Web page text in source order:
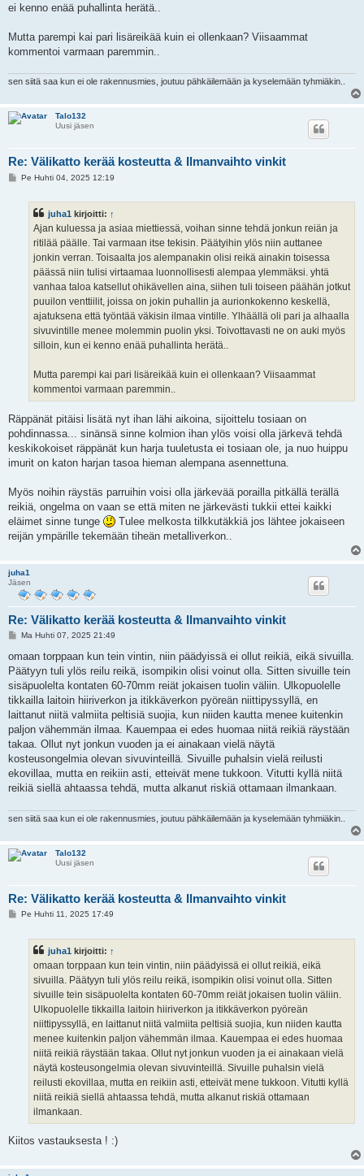
ei kenno enää puhallinta herätä..
Mutta parempi kai pari lisäreikää kuin ei ollenkaan? Viisaammat
kommentoi varmaan paremmin..
sen siitä saa kun ei ole rakennusmies, joutuu pähkäilemään ja kyselemään tyhmiäkin..
Talo132
Uusi jäsen
Re: Välikatto kerää kosteutta & Ilmanvaihto vinkit
VPe Huhti 04, 2025 12:19
juha1 kirjoitti: ↑
Ajan kuluessa ja asiaa miettiessä, voihan sinne tehdä jonkun reiän ja
ritilää päälle. Tai varmaan itse tekisin. Päätyihin ylös niin auttanee
jonkin verran. Toisaalta jos alempanakin olisi reikä ainakin toisessa
päässä niin tulisi virtaamaa luonnollisesti alempaa ylemmäksi. yhtä
vanhaa taloa katsellut ohikävellen aina, siihen tuli toiseen päähän jotkut
puuilon venttiilit, joissa on jokin puhallin ja aurionkokenno keskellä,
ajatuksena että työntää väkisin ilmaa vintille. Ylhäällä oli pari ja alhaalla
sivuvintille menee molemmin puolin yksi. Toivottavasti ne on auki myös
silloin, kun ei kenno enää puhallinta herätä..
Mutta parempi kai pari lisäreikää kuin ei ollenkaan? Viisaammat
kommentoi varmaan paremmin..
Räppänät pitäisi lisätä nyt ihan lähi aikoina, sijoittelu tosiaan on
pohdinnassa... sinänsä sinne kolmion ihan ylös voisi olla järkevä tehdä
keskikokoiset räppänät kun harja tuuletusta ei tosiaan ole, ja nuo huippu
imurit on katon harjan tasoa hieman alempana asennettuna.
Myös noihin räystäs parruihin voisi olla järkevää porailla pitkällä terällä
reikiä, ongelma on vaan se että miten ne järkevästi tukkii ettei kaikki
eläimet sinne tunge
Tulee melkosta tilkkutäkkiä jos lähtee jokaiseen
reijän ympärille tekemään tiheän metalliverkon..
juha1
Jäsen
Re: Välikatto kerää kosteutta & Ilmanvaihto vinkit
V
e
t
i
Ma Huhti 07, 2025 21:49
omaan torppaan kun tein vintin, niin päädyissä ei ollut reikiä, eikä sivuilla.
Päätyyn tuli ylös reilu reikä, isompikin olisi voinut olla. Sitten sivuille tein
sisäpuolelta kontaten 60-70mm reiät jokaisen tuolin väliin. Ulkopuolelle
tikkailla laitoin hiiriverkon ja itikkäverkon pyöreän niittipyssyllä, en
laittanut niitä valmiita peltisiä suojia, kun niiden kautta menee kuitenkin
paljon vähemmän ilmaa. Kauempaa ei edes huomaa niitä reikiä räystään
takaa. Ollut nyt jonkun vuoden ja ei ainakaan vielä näytä
kosteusongelmia olevan sivuvinteillä. Sivuille puhalsin vielä reilusti
ekovillaa, mutta en reikiin asti, etteivät mene tukkoon. Vitutti kyllä niitä
reikiä siellä ahtaassa tehdä, mutta alkanut riskiä ottamaan ilmankaan.
sen siitä saa kun ei ole rakennusmies, joutuu pähkäilemään ja kyselemään tyhmiäkin..
Talo132
Uusi jäsen
Re: Välikatto kerää kosteutta & Ilmanvaihto vinkit
VPe Huhti 11, 2025 17:49
juha1 kirjoitti: ↑
omaan torppaan kun tein vintin, niin päädyissä ei ollut reikiä, eikä
sivuilla. Päätyyn tuli ylös reilu reikä, isompikin olisi voinut olla. Sitten
sivuille tein sisäpuolelta kontaten 60-70mm reiät jokaisen tuolin väliin.
Ulkopuolelle tikkailla laitoin hiiriverkon ja itikkäverkon pyöreän
niittipyssyllä, en laittanut niitä valmiita peltisiä suojia, kun niiden kautta
menee kuitenkin paljon vähemmän ilmaa. Kauempaa ei edes huomaa
niitä reikiä räystään takaa. Ollut nyt jonkun vuoden ja ei ainakaan vielä
näytä kosteusongelmia olevan sivuvinteillä. Sivuille puhalsin vielä
reilusti ekovillaa, mutta en reikiin asti, etteivät mene tukkoon. Vitutti kyllä
niitä reikiä siellä ahtaassa tehdä, mutta alkanut riskiä ottamaan
ilmankaan.
Kiitos vastauksesta ! :)